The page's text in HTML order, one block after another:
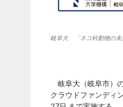
岐阜大 「ネコ科動物の未
岐阜大（岐阜市）
クラウドファンディ